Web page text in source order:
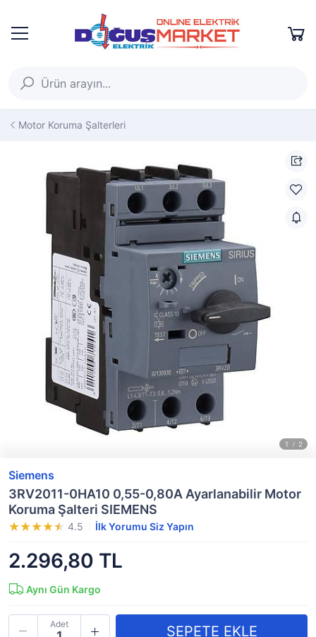
Motor Koruma Şalterleri
Siemens
3RV2011-0HA10 0,55-0,80A Ayarlanabilir Motor
Koruma Şalteri SIEMENS
4.5 İlk Yorumu Siz Yapın
2.296,80 TL
Aynı Gün Kargo
Adet